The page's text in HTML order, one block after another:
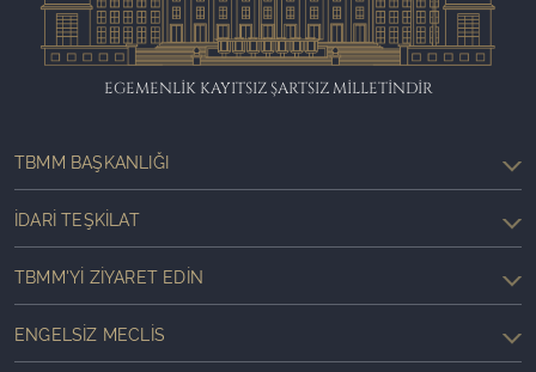
EGEMENLİK KAYITSIZ ŞARTSIZ MİLLETİNDİR
TBMM BAŞKANLIĞI
İDARI TEŞKILAT
TBMM'YI ZIYARET EDIN
ENGELSIZ MECLIS